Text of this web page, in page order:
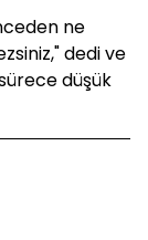
ne
dedi ve
düşük